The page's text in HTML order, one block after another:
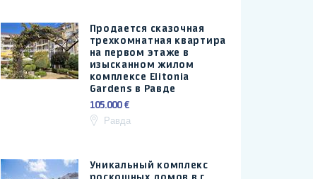
Продается сказочная
трехкомнатная квартира
на первом этаже в
изысканном жилом
комплексе Elitonia
Gardens в Равде
105.000 €
Равда
Уникальный комплекс